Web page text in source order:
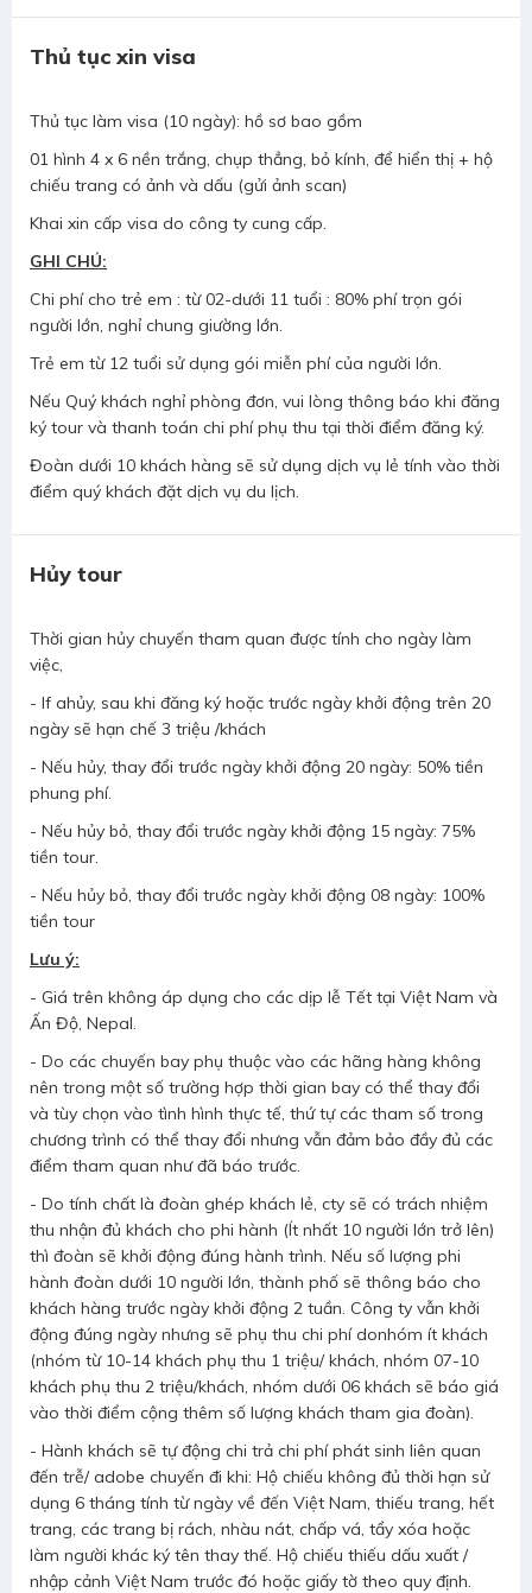
Thủ tục xin visa
Thủ tục làm visa (10 ngày): hồ sơ bao gồm
01 hình 4 x 6 nền trắng, chụp thẳng, bỏ kính, để hiển thị + hộ
chiếu trang có ảnh và dấu (gửi ảnh scan)
Khai xin cấp visa do công ty cung cấp.
GHI CHÚ:
Chi phí cho trẻ em : từ 02-dưới 11 tuổi : 80% phí trọn gói
người lớn, nghỉ chung giường lớn.
Trẻ em từ 12 tuổi sử dụng gói miễn phí của người lớn.
Nếu Quý khách nghỉ phòng đơn, vui lòng thông báo khi đăng
ký tour và thanh toán chi phí phụ thu tại thời điểm đăng ký.
Đoàn dưới 10 khách hàng sẽ sử dụng dịch vụ lẻ tính vào thời
điểm quý khách đặt dịch vụ du lịch.
Hủy tour
Thời gian hủy chuyến tham quan được tính cho ngày làm
việc,
- If ahủy, sau khi đăng ký hoặc trước ngày khởi động trên 20
ngày sẽ hạn chế 3 triệu /khách
- Nếu hủy, thay đổi trước ngày khởi động 20 ngày: 50% tiền
phung phí.
- Nếu hủy bỏ, thay đổi trước ngày khởi động 15 ngày: 75%
tiền tour.
- Nếu hủy bỏ, thay đổi trước ngày khởi động 08 ngày: 100%
tiền tour
Lưu ý:
- Giá trên không áp dụng cho các dịp lễ Tết tại Việt Nam và
Ấn Độ, Nepal.
- Do các chuyến bay phụ thuộc vào các hãng hàng không
nên trong một số trường hợp thời gian bay có thể thay đổi
và tùy chọn vào tình hình thực tế, thứ tự các tham số trong
chương trình có thể thay đổi nhưng vẫn đảm bảo đầy đủ các
điểm tham quan như đã báo trước.
- Do tính chất là đoàn ghép khách lẻ, cty sẽ có trách nhiệm
thu nhận đủ khách cho phi hành (Ít nhất 10 người lớn trở lên)
thì đoàn sẽ khởi động đúng hành trình. Nếu số lượng phi
hành đoàn dưới 10 người lớn, thành phố sẽ thông báo cho
khách hàng trước ngày khởi động 2 tuần. Công ty vẫn khởi
động đúng ngày nhưng sẽ phụ thu chi phí donhóm ít khách
(nhóm từ 10-14 khách phụ thu 1 triệu/ khách, nhóm 07-10
khách phụ thu 2 triệu/khách, nhóm dưới 06 khách sẽ báo giá
vào thời điểm cộng thêm số lượng khách tham gia đoàn).
- Hành khách sẽ tự động chi trả chi phí phát sinh liên quan
đến trễ/ adobe chuyến đi khi: Hộ chiếu không đủ thời hạn sử
dụng 6 tháng tính từ ngày về đến Việt Nam, thiếu trang, hết
trang, các trang bị rách, nhàu nát, chấp vá, tẩy xóa hoặc
làm người khác ký tên thay thế. Hộ chiếu thiếu dấu xuất /
nhập cảnh Việt Nam trước đó hoặc giấy tờ theo quy định.